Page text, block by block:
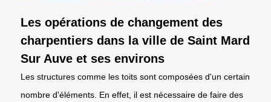
Les opérations de changement des
charpentiers dans la ville de Saint Mard
Sur Auve et ses environs
Les structures comme les toits sont composées d'un certain
nombre d'éléments. En effet, il est nécessaire de faire des